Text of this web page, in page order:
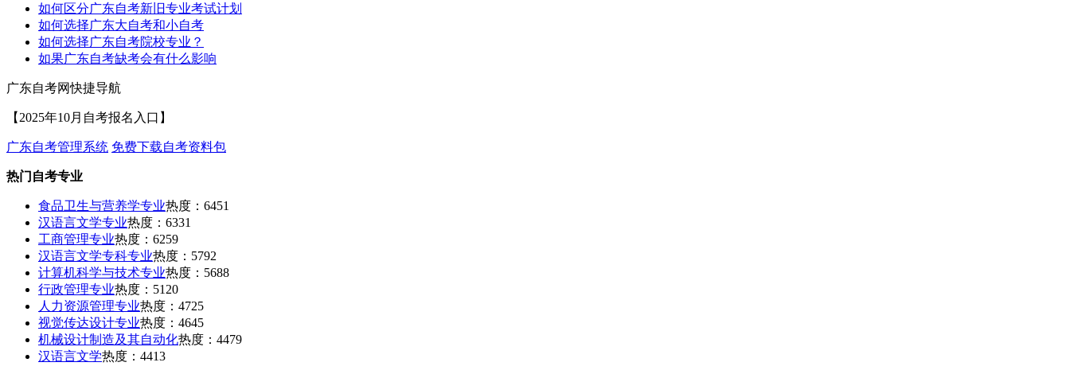
如何区分广东自考新旧专业考试计划
如何选择广东大自考和小自考
如何选择广东自考院校专业？
如果广东自考缺考会有什么影响
广东自考网快捷导航
【2025年10月自考报名入口】
广东自考管理系统 免费下载自考资料包
热门自考专业
食品卫生与营养学专业热度：6451
汉语言文学专业热度：6331
工商管理专业热度：6259
汉语言文学专科专业热度：5792
计算机科学与技术专业热度：5688
行政管理专业热度：5120
人力资源管理专业热度：4725
视觉传达设计专业热度：4645
机械设计制造及其自动化热度：4479
汉语言文学热度：4413